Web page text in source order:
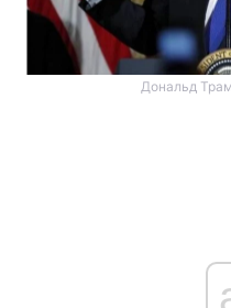
Дональд